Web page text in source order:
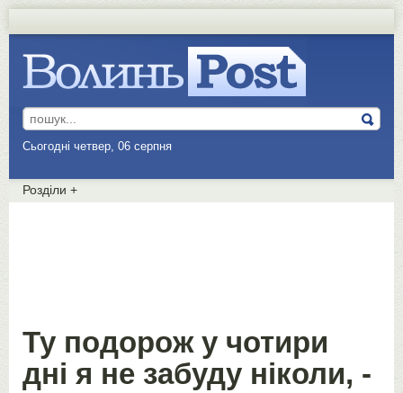
Сьогодні четвер, 06 серпня
Розділи +
Ту подорож у чотири
дні я не забуду ніколи, -